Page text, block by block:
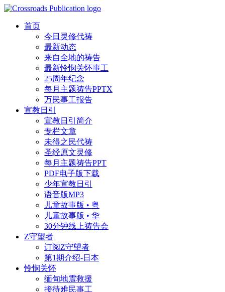
首页
今日灵修代祷
最新动态
来自全地的祷告
最新怜悯关怀事工
25周年纪念
每月主题祷告PPTX
万民事工报告
宣教日引
宣教日引简介
专栏文章
未得之民代祷
圣经原文灵修
每月主题祷告PPT
PDF电子版下载
少年宣教日引
语音版MP3
儿童故事版 • 粤
儿童故事版 • 华
30分钟线上祷告会
Z守望者
订阅Z守望者
第1期介绍-日本
怜悯关怀
缅甸地震救援
接待难民事工